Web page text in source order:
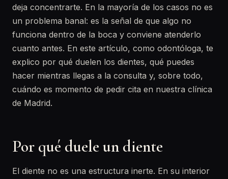
deja concentrarte. En la mayoría de los casos no es
un problema banal: es la señal de que algo no
funciona dentro de la boca y conviene atenderlo
cuanto antes. En este artículo, como odontóloga, te
explico por qué duelen los dientes, qué puedes
hacer mientras llegas a la consulta y, sobre todo,
cuándo es momento de pedir cita en nuestra clínica
de Madrid.
Por qué duele un diente
El diente no es una estructura inerte. En su interior